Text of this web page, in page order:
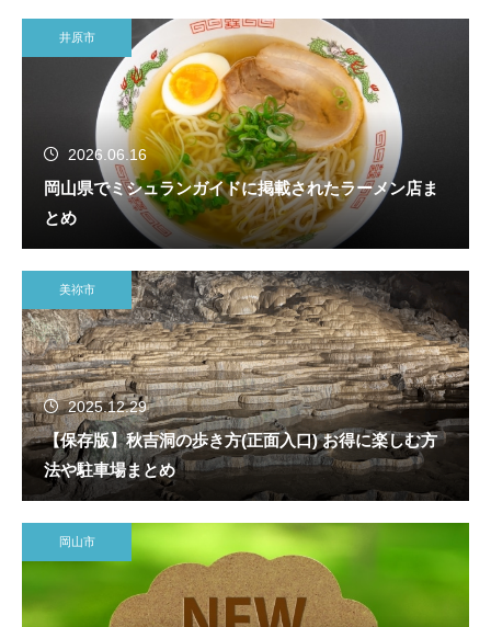
井原市
2026.06.16
岡山県でミシュランガイドに掲載されたラーメン店ま
とめ
美祢市
2025.12.29
【保存版】秋吉洞の歩き方(正面入口) お得に楽しむ方
法や駐車場まとめ
岡山市